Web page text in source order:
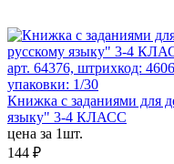
арт. 64376, штрихкод:
упаковки: 1/30
Книжка с заданиями для
языку" 3-4 КЛАСС
цена за 1шт.
144 ₽